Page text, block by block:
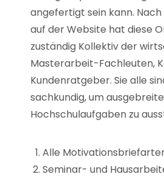
angefertigt sein kann.
auf der Website hat diese
zuständig Kollektiv der
Masterarbeit-Fachleuten,
Kundenratgeber. Sie alle
sachkundig, um
Hochschulaufgaben zu
Alle
Seminar- und